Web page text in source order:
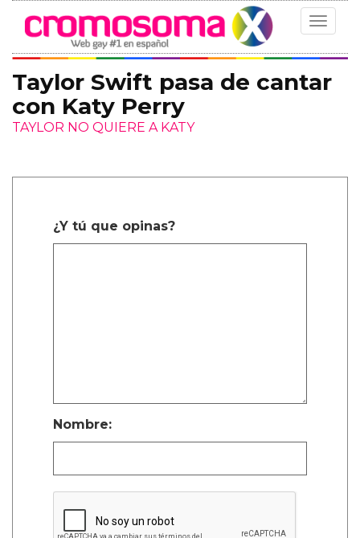
Toggle
Taylor Swift pasa de cantar
con Katy Perry
TAYLOR NO QUIERE A KATY
¿Y tú que opinas?
Nombre: